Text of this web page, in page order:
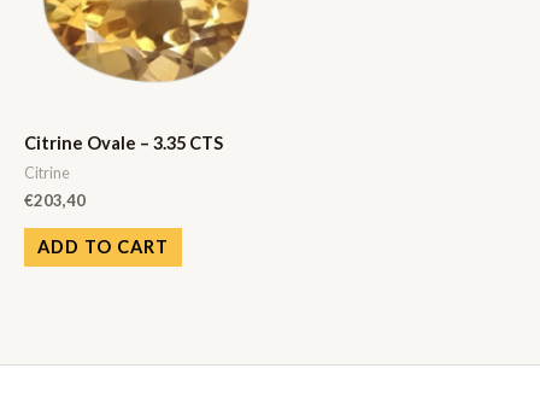
Citrine Ovale – 3.35 CTS
Citrine
€203,40
ADD TO CART